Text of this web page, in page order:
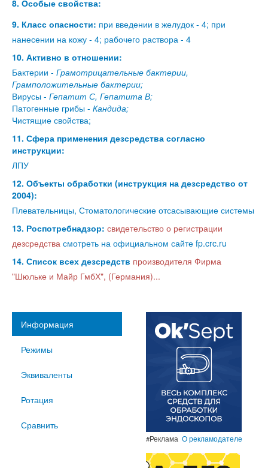
8. Особые свойства:
9. Класс опасности: при введении в желудок - 4; при
нанесении на кожу - 4; рабочего раствора - 4
10. Активно в отношении:
Бактерии - Грамотрицательные бактерии,
Грамположительные бактерии;
Вирусы - Гепатит С, Гепатита В;
Патогенные грибы - Кандида;
Чистящие свойства;
11. Сфера применения дезсредства согласно
инструкции:
ЛПУ
12. Объекты обработки (инструкция на дезсредство от
2004):
Плевательницы, Стоматологические отсасывающие системы
13. Роспотребнадзор: свидетельство о регистрации
дезсредства смотреть на официальном сайте fp.crc.ru
14. Список всех дезсредств производителя Фирма
"Шюльке и Майр ГмбХ", (Германия)...
Информация
Режимы
Эквиваленты
Ротация
Сравнить
#Реклама О рекламодателе